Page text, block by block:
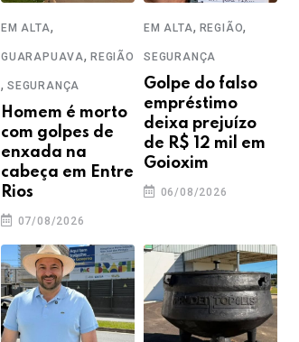
EM ALTA,
GUARAPUAVA, REGIÃO
, SEGURANÇA
Homem é morto
com golpes de
enxada na
cabeça em Entre
Rios
07/08/2026
EM ALTA, REGIÃO,
SEGURANÇA
Golpe do falso
empréstimo
deixa prejuízo
de R$ 12 mil em
Goioxim
06/08/2026